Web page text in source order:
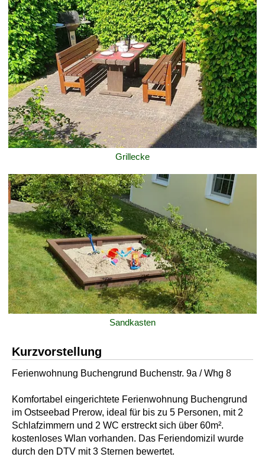
Grillecke
Sandkasten
Kurzvorstellung
Ferienwohnung Buchengrund Buchenstr. 9a / Whg 8
Komfortabel eingerichtete Ferienwohnung Buchengrund
im Ostseebad Prerow, ideal für bis zu 5 Personen, mit 2
Schlafzimmern und 2 WC erstreckt sich über 60m².
kostenloses Wlan vorhanden. Das Feriendomizil wurde
durch den DTV mit 3 Sternen bewertet.